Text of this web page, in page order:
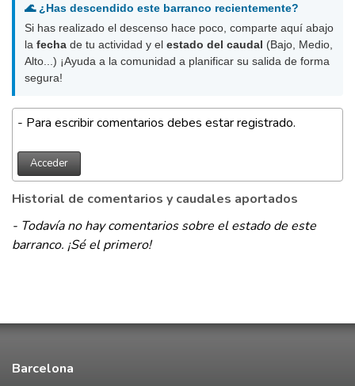
🌊 ¿Has descendido este barranco recientemente?
Si has realizado el descenso hace poco, comparte aquí abajo
la fecha de tu actividad y el estado del caudal (Bajo, Medio,
Alto...) ¡Ayuda a la comunidad a planificar su salida de forma
segura!
- Para escribir comentarios debes estar registrado.
Acceder
Historial de comentarios y caudales aportados
- Todavía no hay comentarios sobre el estado de este
barranco. ¡Sé el primero!
Barcelona